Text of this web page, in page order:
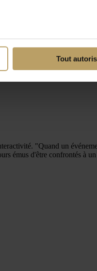
Tout
"Quand un
émus d'être confrontés à